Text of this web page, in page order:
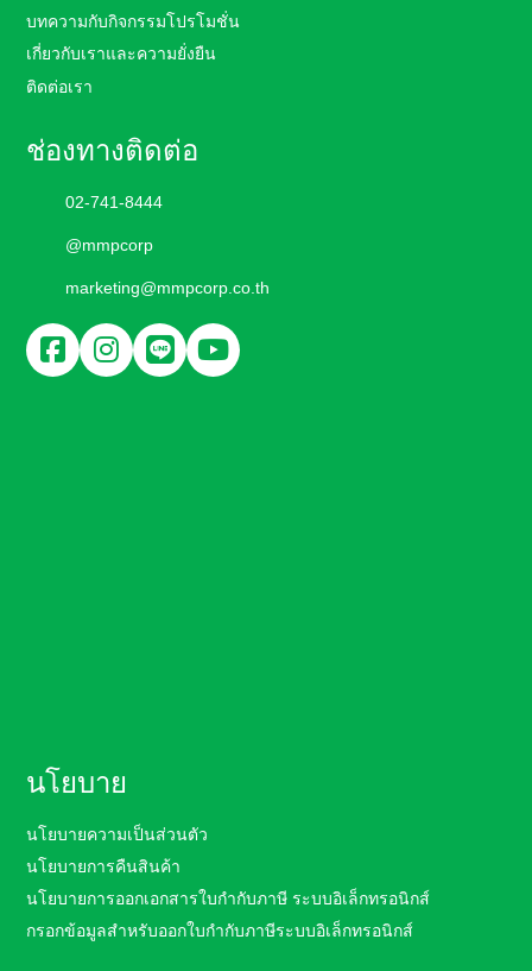
บทความกับกิจกรรมโปรโมชั่น
เกี่ยวกับเราและความยั่งยืน
ติดต่อเรา
ช่องทางติดต่อ
02-741-8444
@mmpcorp
marketing@mmpcorp.co.th
นโยบาย
นโยบายความเป็นส่วนตัว
นโยบายการคืนสินค้า
นโยบายการออกเอกสารใบกำกับภาษี ระบบอิเล็กทรอนิกส์
กรอกข้อมูลสำหรับออกใบกำกับภาษีระบบอิเล็กทรอนิกส์